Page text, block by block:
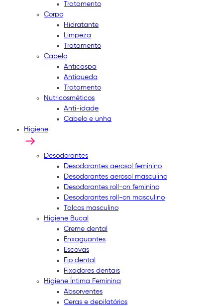
Tratamento
Corpo
Hidratante
Limpeza
Tratamento
Cabelo
Anticaspa
Antiqueda
Tratamento
Nutricosméticos
Anti-idade
Cabelo e unha
Higiene
Desodorantes
Desodorantes aerosol feminino
Desodorantes aerosol masculino
Desodorantes roll-on feminino
Desodorantes roll-on masculino
Talcos masculino
Higiene Bucal
Creme dental
Enxaguantes
Escovas
Fio dental
Fixadores dentais
Higiene Íntima Feminina
Absorventes
Ceras e depilatórios